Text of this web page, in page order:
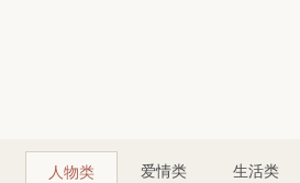
人物类 爱情类 生活类